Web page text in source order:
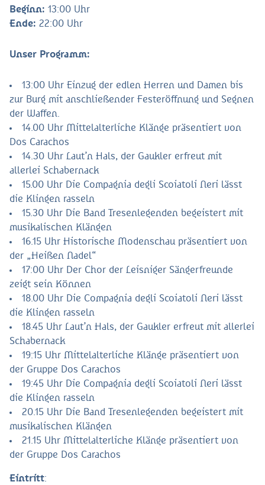
Beginn: 13:00 Uhr
Ende: 22:00 Uhr
Unser Programm:
13:00 Uhr Einzug der edlen Herren und Damen bis
zur Burg mit anschließender Festeröffnung und Segnen
der Waffen.
14.00 Uhr Mittelalterliche Klänge präsentiert von
Dos Carachos
14.30 Uhr Laut’n Hals, der Gaukler erfreut mit
allerlei Schabernack
15.00 Uhr Die Compagnia degli Scoiatoli Neri lässt
die Klingen rasseln
15.30 Uhr Die Band Tresenlegenden begeistert mit
musikalischen Klängen
16.15 Uhr Historische Modenschau präsentiert von
der „Heißen Nadel“
17:00 Uhr Der Chor der Leisniger Sängerfreunde
zeigt sein Können
18.00 Uhr Die Compagnia degli Scoiatoli Neri lässt
die Klingen rasseln
18.45 Uhr Laut’n Hals, der Gaukler erfreut mit allerlei
Schabernack
19:15 Uhr Mittelalterliche Klänge präsentiert von
der Gruppe Dos Carachos
19:45 Uhr Die Compagnia degli Scoiatoli Neri lässt
die Klingen rasseln
20.15 Uhr Die Band Tresenlegenden begeistert mit
musikalischen Klängen
21.15 Uhr Mittelalterliche Klänge präsentiert von
der Gruppe Dos Carachos
Eintritt: